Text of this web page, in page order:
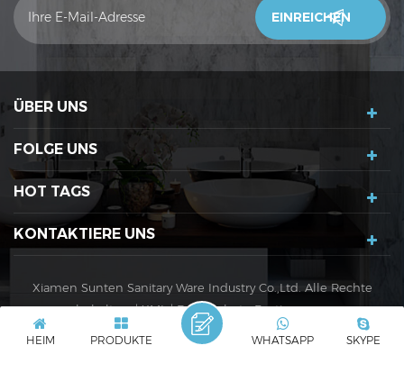
in Verbindung setzen. Vielen Dank!
ÜBER UNS
FOLGE UNS
HOT TAGS
KONTAKTIERE UNS
Xiamen Sunten Sanitary Ware Industry Co.,Ltd. Alle Rechte
vorbehalten. |XML|Datenschutz-Bestimmungen
IPv6 IPv6-Netzwerk unterstützt
HEIM PRODUKTE SKYPE
WHATSAPP